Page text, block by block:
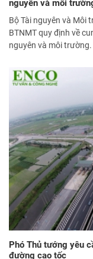
nguyên và môi
Bộ Tài nguyên và Môi
BTNMT quy định về
nguyên và môi trường.
Phó Thủ tướng yêu
đường cao tốc